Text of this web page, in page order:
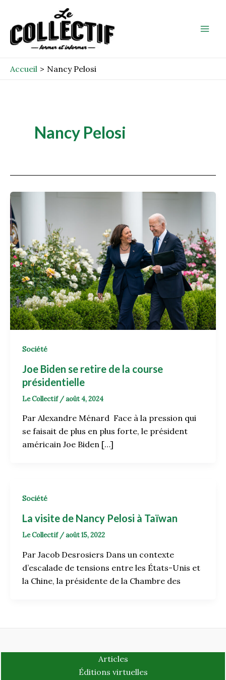
contenu
Accueil Nancy Pelosi
Nancy Pelosi
Société
Joe Biden se retire de la course
présidentielle
Le Collectif /août 4, 2024
Par Alexandre Ménard Face à la pression qui
se faisait de plus en plus forte, le président
américain Joe Biden […]
Société
La visite de Nancy Pelosi à Taïwan
Le Collectif /août 15, 2022
Par Jacob Desrosiers Dans un contexte
d’escalade de tensions entre les États-Unis et
la Chine, la présidente de la Chambre des
Articles
Éditions virtuelles